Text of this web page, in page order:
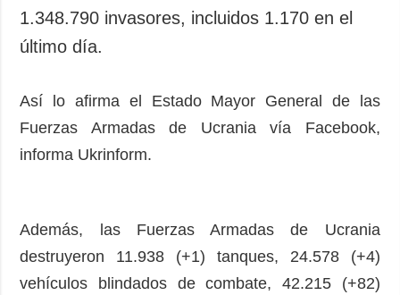
Publicaciones
Entrevistas
Video
Releases
Banco de
imágenes
1.348.790 invasores, incluidos 1.170 en el
último día.
Así lo afirma el Estado Mayor General de las
Fuerzas Armadas de Ucrania vía Facebook,
informa Ukrinform.
Además, las Fuerzas Armadas de Ucrania
destruyeron 11.938 (+1) tanques, 24.578 (+4)
vehículos blindados de combate, 42.215 (+82)